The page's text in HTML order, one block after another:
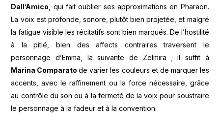
Dall’Amico , qui fait oublier ses approximations en Pharaon.
La voix est profonde, sonore, plutôt bien projetée, et malgré
la fatigue visible les récitatifs sont bien marqués. De l’hostilité
à la pitié, bien des affects contraires traversent le
personnage d’Emma, la suivante de Zelmira ; il suffit à
Marina Comparatode varier les couleurs et de marquer les
accents, avec le raffinement ou la force nécessaire, grâce
au contrôle du son ou à la fermeté de la voix pour soustraire
le personnage à la fadeur et à la convention.